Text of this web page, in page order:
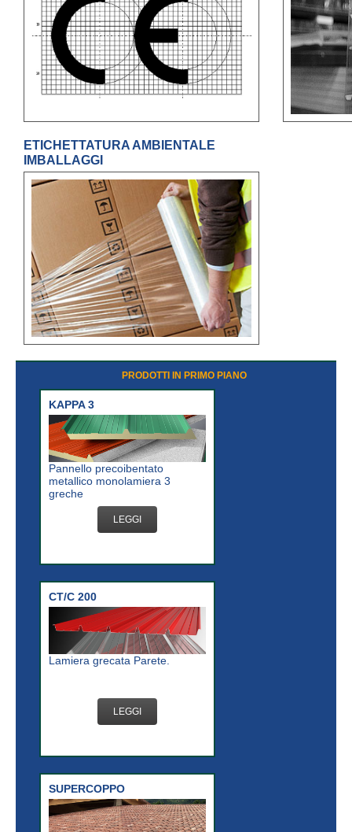
ETICHETTATURA AMBIENTALE
IMBALLAGGI
PRODOTTI IN PRIMO PIANO
KAPPA 3
Pannello precoibentato
metallico monolamiera 3
greche
LEGGI
CT/C 200
Lamiera grecata Parete.
LEGGI
SUPERCOPPO